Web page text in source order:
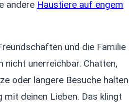
andere Haustiere auf engem
und die Familie
nicht unerreichbar. Chatten,
oder längere Besuche halten
mit deinen Lieben. Das klingt